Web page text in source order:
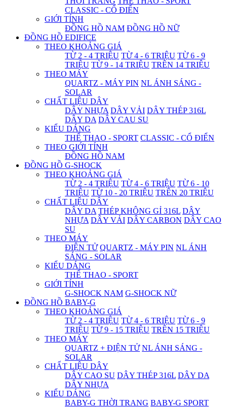
CLASSIC - CỔ ĐIỂN
GIỚI TÍNH
ĐỒNG HỒ NAM ĐỒNG HỒ NỮ
ĐỒNG HỒ EDIFICE
THEO KHOẢNG GIÁ
TỪ 2 - 4 TRIỆU TỪ 4 - 6 TRIỆU TỪ 6 - 9
TRIỆU TỪ 9 - 14 TRIỆU TRÊN 14 TRIỆU
THEO MÁY
QUARTZ - MÁY PIN NL ÁNH SÁNG -
SOLAR
CHẤT LIỆU DÂY
DÂY NHỰA DÂY VẢI DÂY THÉP 316L
DÂY DA DÂY CAU SU
KIỂU DÁNG
THỂ THAO - SPORT CLASSIC - CỔ ĐIỂN
THEO GIỚI TÍNH
ĐỒNG HỒ NAM
ĐỒNG HỒ G-SHOCK
THEO KHOẢNG GIÁ
TỪ 2 - 4 TRIỆU TỪ 4 - 6 TRIỆU TỪ 6 - 10
TRIỆU TỪ 10 - 20 TRIỆU TRÊN 20 TRIỆU
CHẤT LIỆU DÂY
DÂY DA THÉP KHÔNG GỈ 316L DÂY
NHỰA DÂY VẢI DÂY CARBON DÂY CAO
SU
THEO MÁY
ĐIỆN TỬ QUARTZ - MÁY PIN NL ÁNH
SÁNG - SOLAR
KIỂU DÁNG
THỂ THAO - SPORT
GIỚI TÍNH
G-SHOCK NAM G-SHOCK NỮ
ĐỒNG HỒ BABY-G
THEO KHOẢNG GIÁ
TỪ 2 - 4 TRIỆU TỪ 4 - 6 TRIỆU TỪ 6 - 9
TRIỆU TỪ 9 - 15 TRIỆU TRÊN 15 TRIỆU
THEO MÁY
QUARTZ + ĐIỆN TỬ NL ÁNH SÁNG -
SOLAR
CHẤT LIỆU DÂY
DÂY CAO SU DÂY THÉP 316L DÂY DA
DÂY NHỰA
KIỂU DÁNG
BABY-G THỜI TRANG BABY-G SPORT